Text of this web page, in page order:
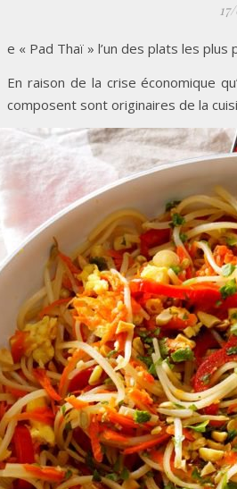
e « Pad Thaï » l’un des plats les plus
En raison de la crise économique
composent sont originaires de la